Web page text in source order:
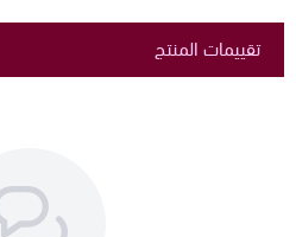
تقييمات المنتج